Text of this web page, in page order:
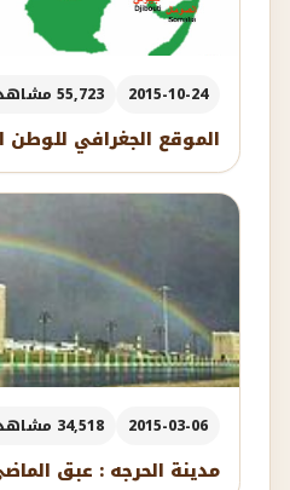
2015-10-24 55,723 مشاهدة
الموقع الجغرافي للوطن
2015-03-06 34,518 مشاهدة
مدينة الحرجه : عبق